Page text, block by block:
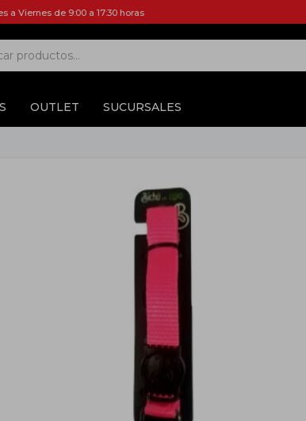
OUTLET SUCURSALES
a Viernes de 9:00 a 17:30 horas